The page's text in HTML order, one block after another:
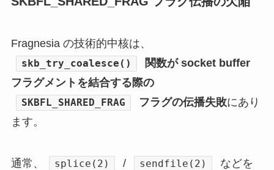
Fragnesia の技術的中核は、
skb_try_coalesce()
関数が socket buffer
フラグメントを結合する際の
SKBFL_SHARED_FRAG フラグの伝播失敗にあり
ます。
通常、 splice(2) / sendfile(2)
などを